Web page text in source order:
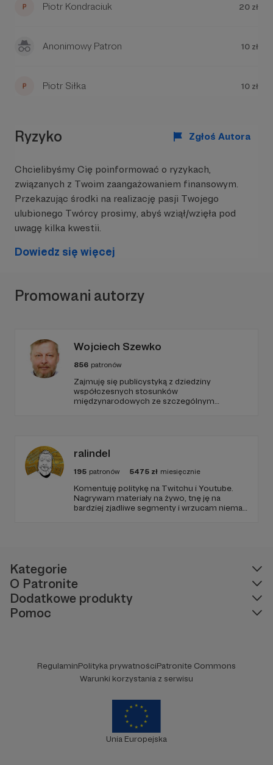
Nasze plany na kolejne lata:
liceum
Opracowanie rozwiązań wszystkich matur z
egzaminów ósmoklasisty z geografii
wydawnictw
Przykładowy fragment naszego słownika:
Te wszystkie ambitne cele wymagają dużych
Piotr Kondraciuk 20 zł
Anonimowy Patron 10 zł
Piotr Siłka 10 zł
Ryzyko Zgłoś Autora
Chcielibyśmy Cię poinformować o ryzykach,
związanych z Twoim zaangażowaniem finansowym.
Przekazując środki na realizację pasji Twojego
ulubionego Twórcy prosimy, abyś wziął/wzięła pod
uwagę kilka kwestii.
Dowiedz się więcej
Promowani autorzy
Wojciech Szewko
856 patronów
Zajmuję się publicystyką z dziedziny
współczesnych stosunków
międzynarodowych ze szczególnym
ralindel
195 patronów 5475 zł miesięcznie
Komentuję politykę na Twitchu i Youtube.
Nagrywam materiały na żywo, tnę ję na
bardziej zjadliwe segmenty i wrzucam niemal
Kategorie
O Patronite
Dodatkowe produkty
Pomoc
RegulaminPolityka prywatnościPatronite Commons
Warunki korzystania z serwisu
Unia Europejska